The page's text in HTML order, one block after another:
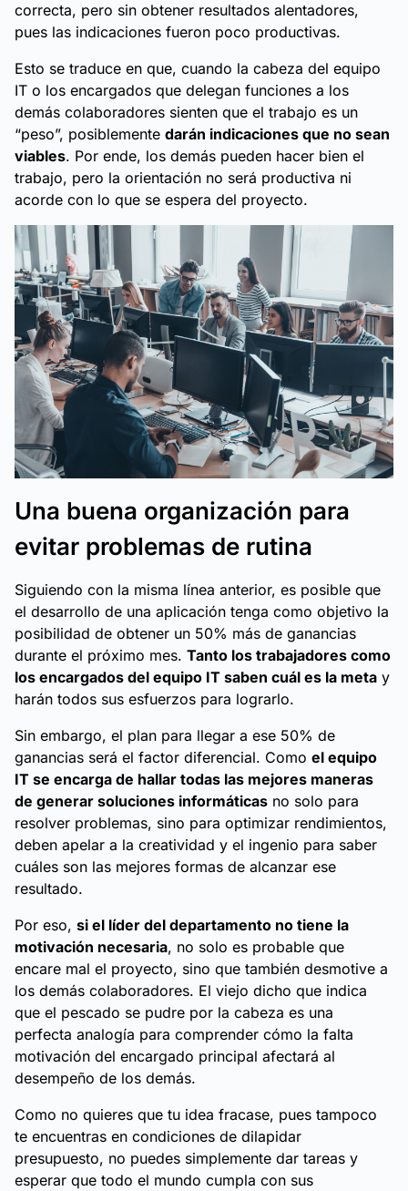
correcta, pero sin obtener resultados alentadores,
pues las indicaciones fueron poco productivas.
Esto se traduce en que, cuando la cabeza del equipo
IT o los encargados que delegan funciones a los
demás colaboradores sienten que el trabajo es un
“peso”, posiblemente darán indicaciones que no sean
viables. Por ende, los demás pueden hacer bien el
trabajo, pero la orientación no será productiva ni
acorde con lo que se espera del proyecto.
Una buena organización para
evitar problemas de rutina
Siguiendo con la misma línea anterior, es posible que
el desarrollo de una aplicación tenga como objetivo la
posibilidad de obtener un 50% más de ganancias
durante el próximo mes. Tanto los trabajadores como
los encargados del equipo IT saben cuál es la meta y
harán todos sus esfuerzos para lograrlo.
Sin embargo, el plan para llegar a ese 50% de
ganancias será el factor diferencial. Como el equipo
IT se encarga de hallar todas las mejores maneras
de generar soluciones informáticas no solo para
resolver problemas, sino para optimizar rendimientos,
deben apelar a la creatividad y el ingenio para saber
cuáles son las mejores formas de alcanzar ese
resultado.
Por eso, si el líder del departamento no tiene la
motivación necesaria, no solo es probable que
encare mal el proyecto, sino que también desmotive a
los demás colaboradores. El viejo dicho que indica
que el pescado se pudre por la cabeza es una
perfecta analogía para comprender cómo la falta
motivación del encargado principal afectará al
desempeño de los demás.
Como no quieres que tu idea fracase, pues tampoco
te encuentras en condiciones de dilapidar
presupuesto, no puedes simplemente dar tareas y
esperar que todo el mundo cumpla con sus